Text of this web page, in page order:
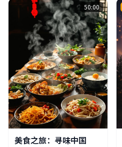
50:00
美食之旅：寻味中国